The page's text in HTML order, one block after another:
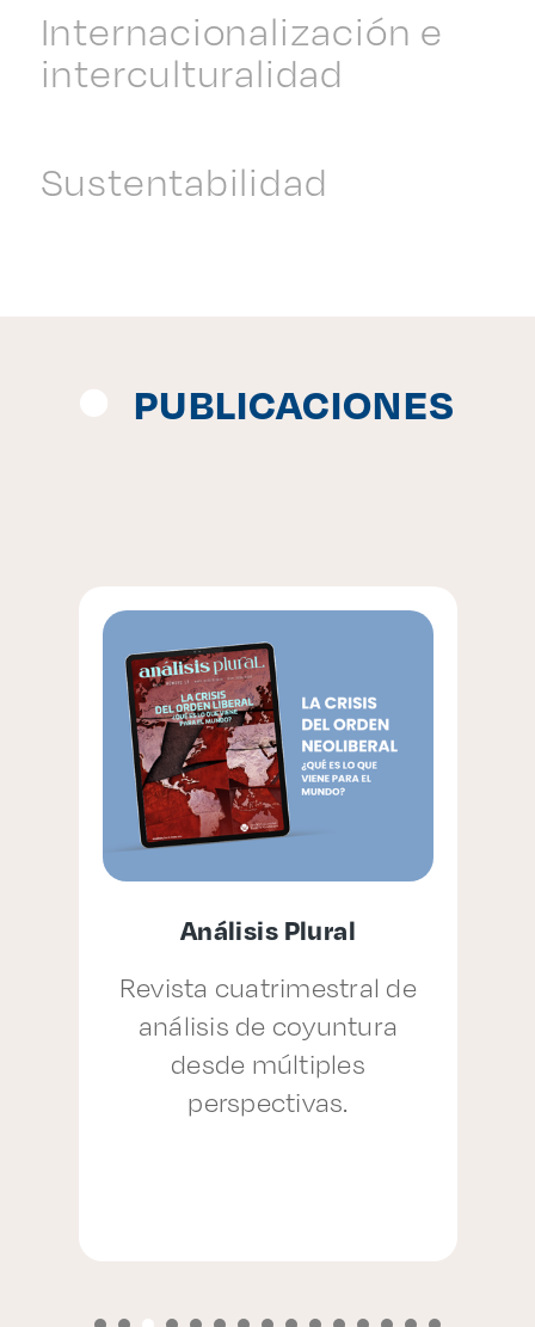
Internacionalización e
interculturalidad
Sustentabilidad
PUBLICACIONES
Análisis Plural
Revista cuatrimestral de
análisis de coyuntura
desde múltiples
perspectivas.